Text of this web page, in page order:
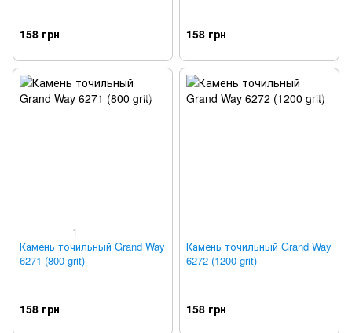
158 грн 158 грн
1
Камень точильный Grand Way
6271 (800 grit)
158 грн
Камень точильный Grand Way
6272 (1200 grit)
158 грн